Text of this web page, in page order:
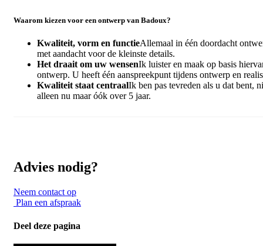
Waarom kiezen voor een ontwerp van Badoux?
Kwaliteit, vorm en functieAllemaal in één doordacht
met aandacht voor de kleinste details.
Het draait om uw wensenIk luister en maak op basis
ontwerp. U heeft één aanspreekpunt tijdens ontwerp en
Kwaliteit staat centraalIk ben pas tevreden als u dat bent,
alleen nu maar óók over 5 jaar.
Advies nodig?
Neem contact op
Plan een afspraak
Deel deze pagina